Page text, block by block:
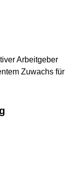
Arbeitgeber
Zuwachs für